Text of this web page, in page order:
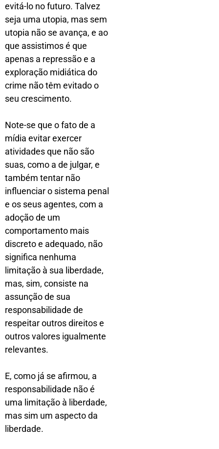
evitá-lo no futuro. Talvez
seja uma utopia, mas sem
utopia não se avança, e ao
que assistimos é que
apenas a repressão e a
exploração midiática do
crime não têm evitado o
seu crescimento.
Note-se que o fato de a
mídia evitar exercer
atividades que não são
suas, como a de julgar, e
também tentar não
influenciar o sistema penal
e os seus agentes, com a
adoção de um
comportamento mais
discreto e adequado, não
significa nenhuma
limitação à sua liberdade,
mas, sim, consiste na
assunção de sua
responsabilidade de
respeitar outros direitos e
outros valores igualmente
relevantes.
E, como já se afirmou, a
responsabilidade não é
uma limitação à liberdade,
mas sim um aspecto da
liberdade.